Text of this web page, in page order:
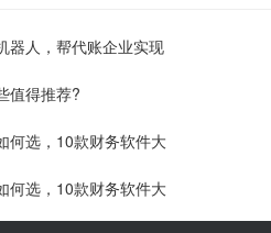
器人，帮代账企业实现
值得推荐?
何选，10款财务软件大
何选，10款财务软件大